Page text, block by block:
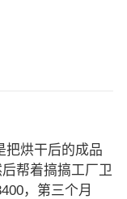
把烘干后的成品
帮着搞搞工厂卫
，第三个月